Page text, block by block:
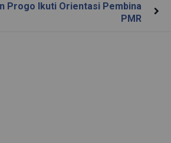
Progo Ikuti Orientasi Pembina
PMR